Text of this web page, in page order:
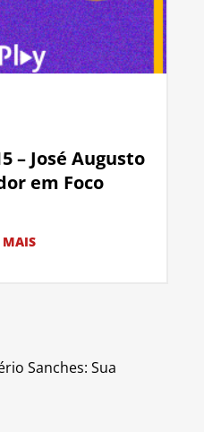
– José Augusto
em Foco
MAIS
Sanches: Sua